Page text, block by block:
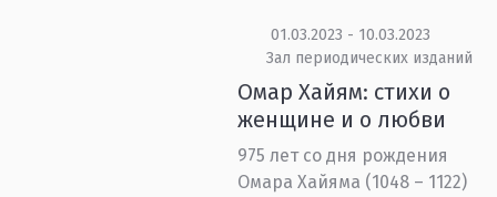
01.03.2023 - 10.03.2023
Зал периодических изданий
Омар Хайям: стихи о
женщине и о любви
975 лет со дня рождения
Омара Хайяма (1048 – 1122)